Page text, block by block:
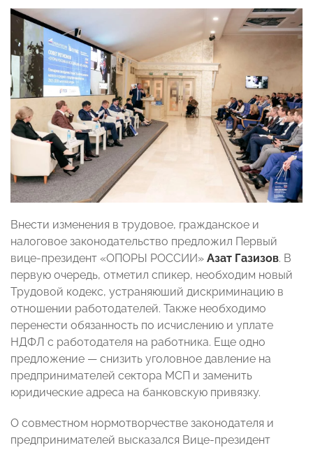
Внести изменения в трудовое, гражданское и
налоговое законодательство предложил Первый
вице-президент «ОПОРЫ РОССИИ» Азат Газизов. В
первую очередь, отметил спикер, необходим новый
Трудовой кодекс, устраняюший дискриминацию в
отношении работодателей. Также необходимо
перенести обязанность по исчислению и уплате
НДФЛ с работодателя на работника. Еще одно
предложение — снизить уголовное давление на
предпринимателей сектора МСП и заменить
юридические адреса на банковскую привязку.
О совместном нормотворчестве законодателя и
предпринимателей высказался Вице-президент